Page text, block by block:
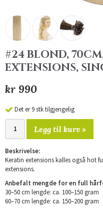
#24 BLOND,
EXTENSIONS,
kr 990
Det er 9 stk tilgjengelig
Legg til kurv »
Beskrivelse:
Keratin extensions kalles også hot
extensions.
Anbefalt mengde for en full
30–50 cm lengde: ca. 100–150 gram
60–70 cm lengde: ca. 150–200 gram